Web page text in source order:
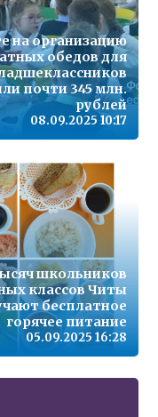
на организацию
обедов для
почти 345 млн.
рублей
08.09.2025 10:17
школьников
классов Читы
бесплатное
горячее питание
05.09.2025 16:28